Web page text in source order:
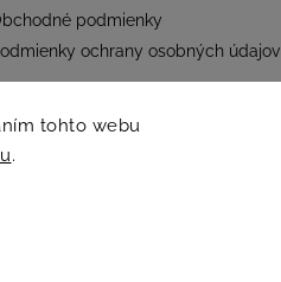
tohto webu
.
podmienky
ochrany osobných údajov